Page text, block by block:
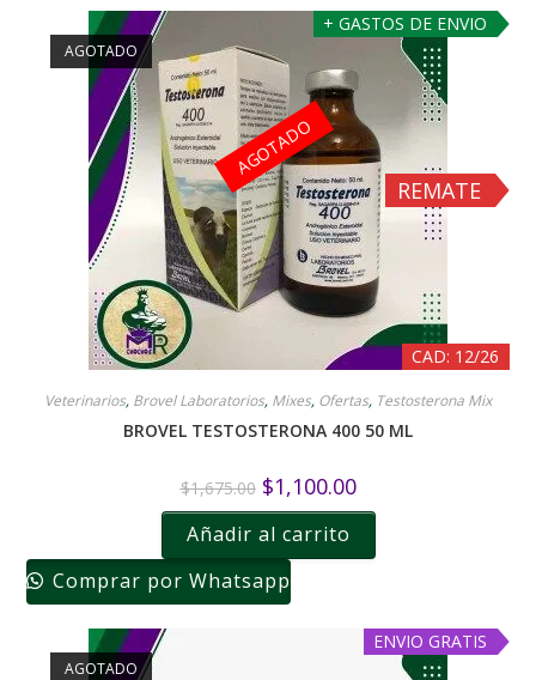
+ GASTOS DE ENVIO
CAD: 12/26
REMATE
AGOTADO
Veterinarios, Brovel Laboratorios, Mixes, Ofertas, Testosterona Mix
BROVEL TESTOSTERONA 400 50 ML
$1,675.00 $1,100.00
Añadir al carrito
AGOTADO
Comprar por Whatsapp
ENVIO GRATIS
AGOTADO